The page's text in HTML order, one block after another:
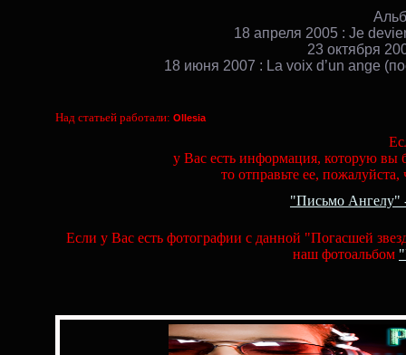
18 апреля 2005 : Je
23 октября
18 июня 2007 : La voix d’un ange
Над статьей работали: Ollesia
у Вас есть информация, которую вы
то отправьте ее, пожалуйста,
"Письмо Ангелу"
Если у Вас есть фотографии с данной "Погасшей
наш фотоальбом